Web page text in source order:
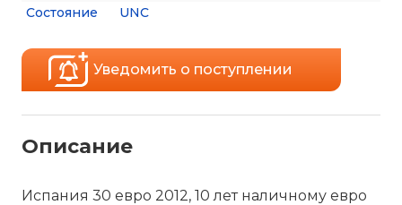
Состояние
UNC
Уведомить о поступлении
Описание
Испания 30 евро 2012, 10 лет наличному евро